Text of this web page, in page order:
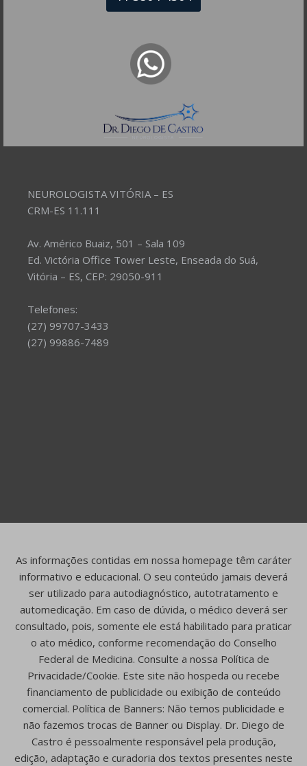
NEUROLOGISTA VITÓRIA – ES
CRM-ES 11.111
Av. Américo Buaiz, 501 – Sala 109
Ed. Victória Office Tower Leste, Enseada do Suá,
Vitória – ES, CEP: 29050-911
Telefones:
(27) 99707-3433
(27) 99886-7489
As informações contidas em nossa homepage têm caráter
informativo e educacional. O seu conteúdo jamais deverá
ser utilizado para autodiagnóstico, autotratamento e
automedicação. Em caso de dúvida, o médico deverá ser
consultado, pois, somente ele está habilitado para praticar
o ato médico, conforme recomendação do Conselho
Federal de Medicina. Consulte a nossa Política de
Privacidade/Cookie. Este site não hospeda ou recebe
financiamento de publicidade ou exibição de conteúdo
comercial. Política de Banners: Não temos publicidade e
não fazemos trocas de Banner ou Display. Dr. Diego de
Castro é pessoalmente responsável pela produção,
edição, adaptação e curadoria dos textos presentes neste